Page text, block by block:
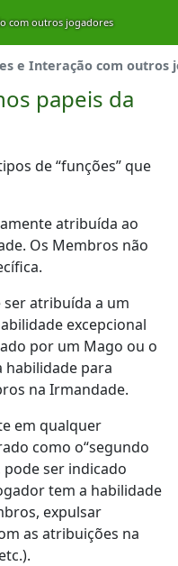
com outros jogadores
e Interação com outros
papeis da
de “funções” que
atribuída ao
Os Membros não
ífica.
atribuída a um
excepcional
por um Mago ou o
habilidade para
na Irmandade.
em qualquer
como o“segundo
ser indicado
tem a habilidade
expulsar
as atribuições na